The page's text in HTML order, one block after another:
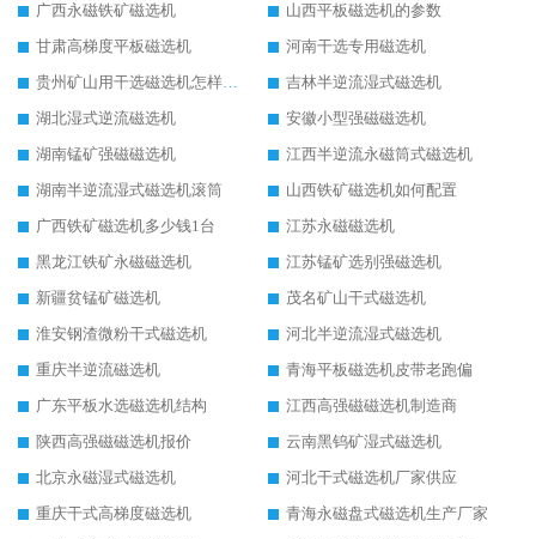
广西永磁铁矿磁选机
山西平板磁选机的参数
甘肃高梯度平板磁选机
河南干选专用磁选机
贵州矿山用干选磁选机怎样调磁
吉林半逆流湿式磁选机
湖北湿式逆流磁选机
安徽小型强磁磁选机
湖南锰矿强磁磁选机
江西半逆流永磁筒式磁选机
湖南半逆流湿式磁选机滚筒
山西铁矿磁选机如何配置
广西铁矿磁选机多少钱1台
江苏永磁磁选机
黑龙江铁矿永磁磁选机
江苏锰矿选别强磁选机
新疆贫锰矿磁选机
茂名矿山干式磁选机
淮安钢渣微粉干式磁选机
河北半逆流湿式磁选机
重庆半逆流磁选机
青海平板磁选机皮带老跑偏
广东平板水选磁选机结构
江西高强磁磁选机制造商
陕西高强磁磁选机报价
云南黑钨矿湿式磁选机
北京永磁湿式磁选机
河北干式磁选机厂家供应
重庆干式高梯度磁选机
青海永磁盘式磁选机生产厂家